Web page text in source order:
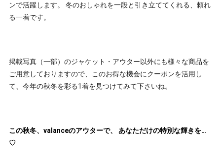
ンで活躍します。 冬のおしゃれを一段と引き立ててくれる、頼れ
る一着です。
掲載写真（一部）のジャケット・アウター以外にも様々な商品を
ご用意しておりますので、このお得な機会にクーポンを活用し
て、今年の秋冬を彩る1着を見つけてみて下さいね。
この秋冬、valanceのアウターで、 あなただけの特別な輝きを…
♡